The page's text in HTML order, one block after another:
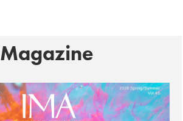
Magazine